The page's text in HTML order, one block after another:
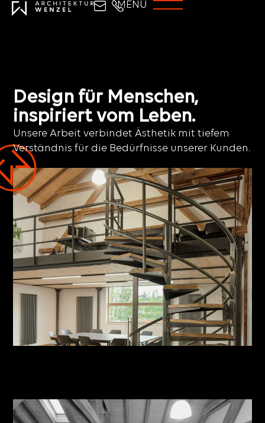
Design für Menschen,
inspiriert vom Leben.
Unsere Arbeit verbindet Ästhetik mit tiefem
Verständnis für die Bedürfnisse unserer Kunden.